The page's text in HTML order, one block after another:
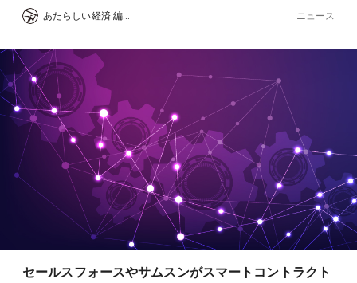
あたらしい経済 編集部 ニュース
セールスフォースやサムスンがスマートコントラクト